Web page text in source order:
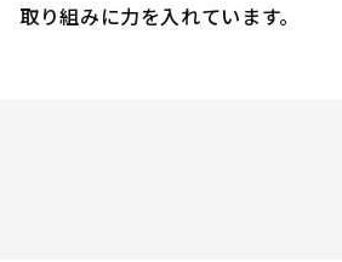
取り組みに力を入れています。